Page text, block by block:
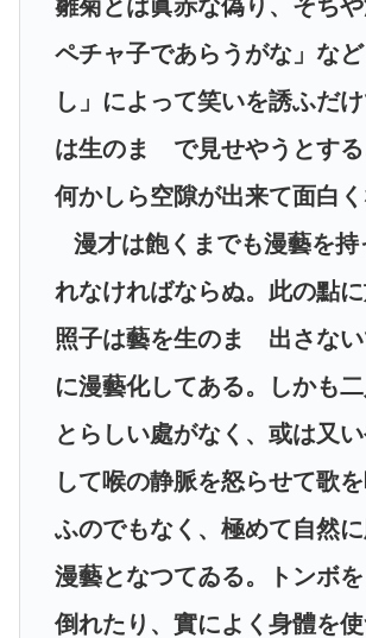
雛菊とは眞赤な偽り、そち
ペチャ子であらうがな」な
し」によって笑いを誘ふだ
は生のまゝで見せやうとす
何かしら空隙が出来て面白く
漫才は飽くまでも漫藝を持
れなければならぬ。此の點
照子は藝を生のまゝ出さな
に漫藝化してある。しかも
とらしい處がなく、或は又
して喉の静脈を怒らせて歌
ふのでもなく、極めて自然
漫藝となつてゐる。トンボ
倒れたり、實によく身體を